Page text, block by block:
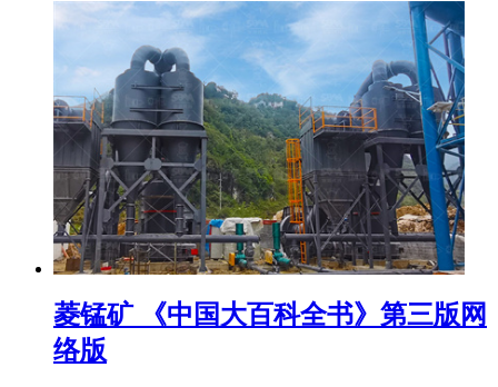
菱锰矿 《中国大百科全书》第三版网
络版